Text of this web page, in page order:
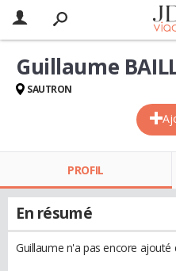
Guillaume
SAUTRON
PROFIL
En résumé
Guillaume n'a pas encore ajouté